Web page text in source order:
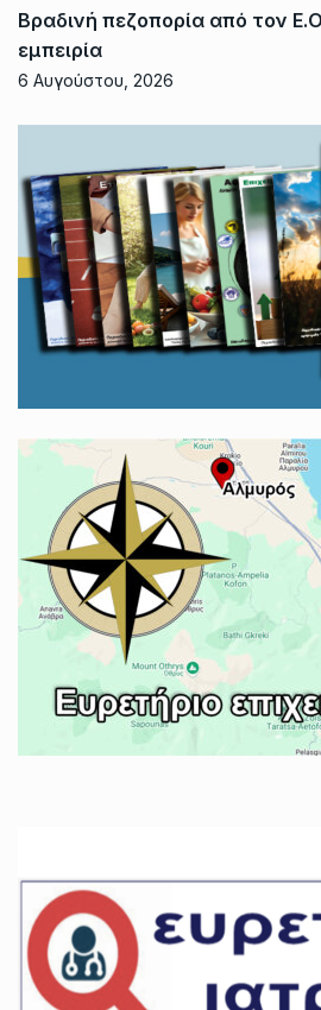
Βραδινή πεζοπορία από τον
εμπειρία
6 Αυγούστου, 2026